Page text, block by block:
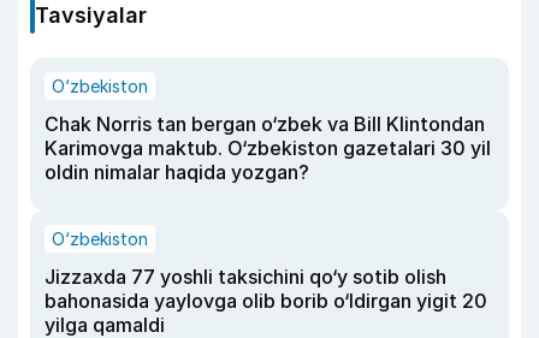
Tavsiyalar
O‘zbekiston
Chak Norris tan bergan o‘zbek va Bill Klintondan
Karimovga maktub. O‘zbekiston gazetalari 30 yil
oldin nimalar haqida yozgan?
O‘zbekiston
Jizzaxda 77 yoshli taksichini qo‘y sotib olish
bahonasida yaylovga olib borib o‘ldirgan yigit 20
yilga qamaldi